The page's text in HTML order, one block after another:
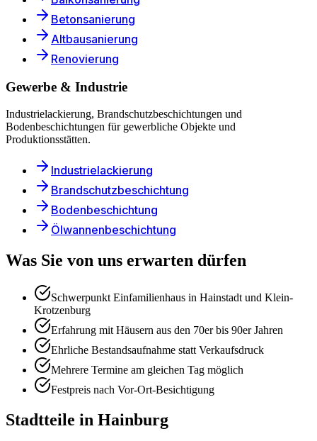
Betonsanierung
Altbausanierung
Renovierung
Gewerbe & Industrie
Industrielackierung, Brandschutzbeschichtungen und
Bodenbeschichtungen für gewerbliche Objekte und
Produktionsstätten.
Industrielackierung
Brandschutzbeschichtung
Bodenbeschichtung
Ölwannenbeschichtung
Was Sie von uns erwarten dürfen
Schwerpunkt Einfamilienhaus in Hainstadt und Klein-
Krotzenburg
Erfahrung mit Häusern aus den 70er bis 90er Jahren
Ehrliche Bestandsaufnahme statt Verkaufsdruck
Mehrere Termine am gleichen Tag möglich
Festpreis nach Vor-Ort-Besichtigung
Stadtteile in Hainburg